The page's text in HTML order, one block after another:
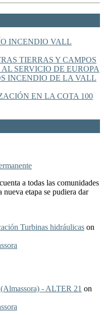
INCENDIO VALL
TIERRAS Y CAMPOS
SERVICIO DE EUROPA
INCENDIO DE LA VALL
EN LA COTA 100
a todas las comunidades
nueva etapa se pudiera dar
Turbinas hidráulicas on
- ALTER 21 on